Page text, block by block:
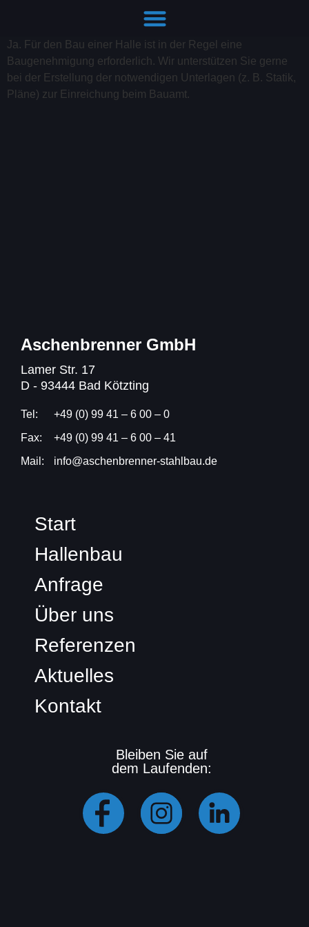
Ja. Für den Bau einer Halle ist in der Regel eine
Baugenehmigung erforderlich. Wir unterstützen Sie gerne
bei der Erstellung der notwendigen Unterlagen (z. B. Statik,
Pläne) zur Einreichung beim Bauamt.
Aschenbrenner GmbH
Lamer Str. 17
D - 93444 Bad Kötzting
Tel:
+49 (0) 99 41 – 6 00 – 0
Fax:
+49 (0) 99 41 – 6 00 – 41
Mail:
info@aschenbrenner-stahlbau.de
Start
Hallenbau
Anfrage
Über uns
Referenzen
Aktuelles
Kontakt
Bleiben Sie auf
dem Laufenden: